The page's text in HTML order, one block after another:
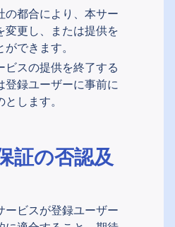
の都合により、本サー
変更し、または提供を
できます。
ビスの提供を終了する
登録ユーザーに事前に
します。
証の否認及
ービスが登録ユーザー